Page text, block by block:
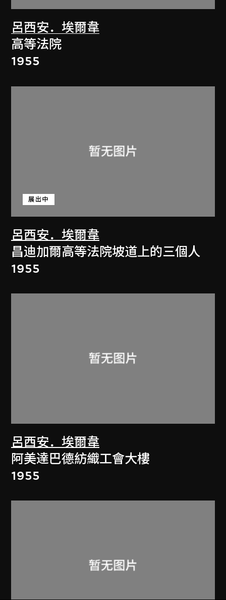
呂西安．埃爾韋
高等法院
1955
呂西安．埃爾韋
展出中
昌迪加爾高等法院坡道上的三個人
1955
呂西安．埃爾韋
阿美達巴德紡織工會大樓
1955